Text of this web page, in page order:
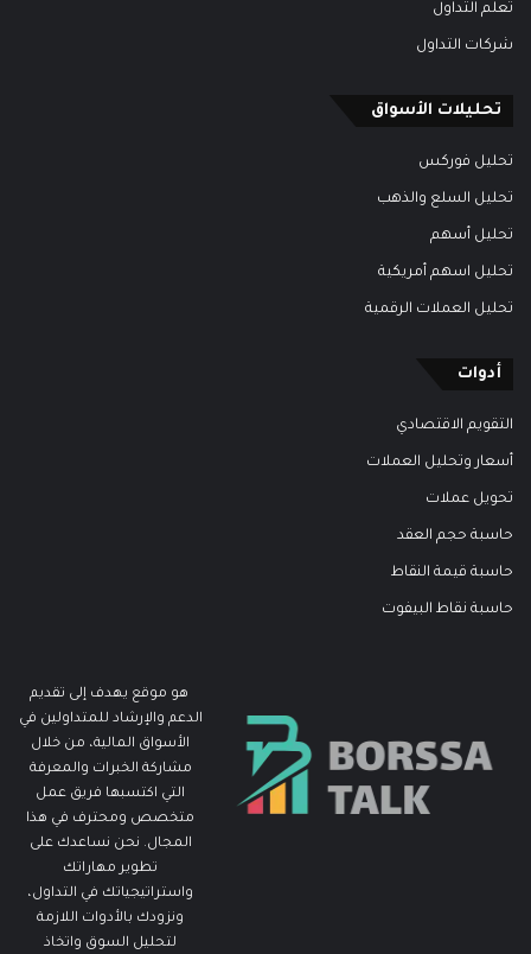
تعلم التداول
شركات التداول
تحليلات الأسواق
تحليل فوركس
تحليل السلع والذهب
تحليل أسهم
تحليل اسهم أمريكية
تحليل العملات الرقمية
أدوات
التقويم الاقتصادي
أسعار وتحليل العملات
تحويل عملات
حاسبة حجم العقد
حاسبة قيمة النقاط
حاسبة نقاط البيفوت
هو موقع يهدف إلى تقديم
الدعم والإرشاد للمتداولين في
الأسواق المالية، من خلال
مشاركة الخبرات والمعرفة
التي اكتسبها فريق عمل
متخصص ومحترف في هذا
المجال. نحن نساعدك على
تطوير مهاراتك
واستراتيجياتك في التداول،
ونزودك بالأدوات اللازمة
لتحليل السوق واتخاذ